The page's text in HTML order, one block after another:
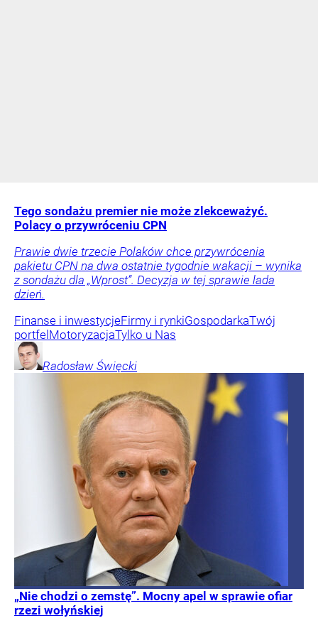
Tego sondażu premier nie może zlekceważyć.
Polacy o przywróceniu CPN
Prawie dwie trzecie Polaków chce przywrócenia
pakietu CPN na dwa ostatnie tygodnie wakacji – wynika
z sondażu dla „Wprost”. Decyzja w tej sprawie lada
dzień.
Finanse i inwestycjeFirmy i rynkiGospodarkaTwój
portfelMotoryzacjaTylko u Nas
Radosław Święcki
„Nie chodzi o zemstę”. Mocny apel w sprawie ofiar
rzezi wołyńskiej